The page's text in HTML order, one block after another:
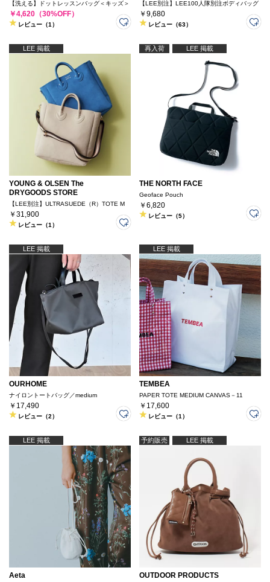
【洗える】ドットレッスンバッグ＜キッズ＞
￥4,620（30%OFF）
レビュー（1）
【LEE別注】LEE100人隊別注ボディバッグ
￥9,680
レビュー（63）
LEE 掲載
YOUNG & OLSEN The
DRYGOODS STORE
【LEE別注】ULTRASUEDE（R）TOTE M
￥31,900
レビュー（1）
再入荷 LEE 掲載
THE NORTH FACE
Geoface Pouch
￥6,820
レビュー（5）
LEE 掲載
OURHOME
ナイロントートバッグ／medium
￥17,490
レビュー（2）
LEE 掲載
TEMBEA
PAPER TOTE MEDIUM CANVAS－11
￥17,600
レビュー（1）
LEE 掲載
Aeta
予約販売 LEE 掲載
OUTDOOR PRODUCTS